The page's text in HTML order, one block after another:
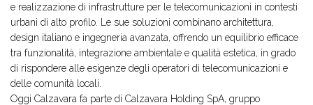
e realizzazione di infrastrutture per le telecomunicazioni in contesti
urbani di alto profilo. Le sue soluzioni combinano architettura,
design italiano e ingegneria avanzata, offrendo un equilibrio efficace
tra funzionalità, integrazione ambientale e qualità estetica, in grado
di rispondere alle esigenze degli operatori di telecomunicazioni e
delle comunità locali.
Oggi Calzavara fa parte di Calzavara Holding SpA, gruppo